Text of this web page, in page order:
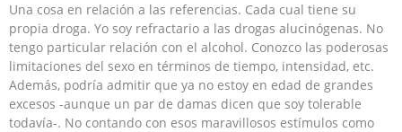
Una cosa en relación a las referencias. Cada cual tiene su
propia droga. Yo soy refractario a las drogas alucinógenas. No
tengo particular relación con el alcohol. Conozco las poderosas
limitaciones del sexo en términos de tiempo, intensidad, etc.
Además, podría admitir que ya no estoy en edad de grandes
excesos -aunque un par de damas dicen que soy tolerable
todavía-. No contando con esos maravillosos estímulos como